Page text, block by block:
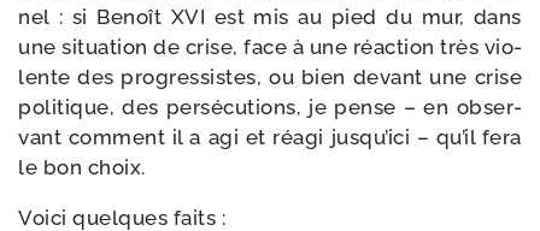
nel : si Benoît XVI est mis au pied du mur, dans
une situa­tion de crise, face à une réac­tion très vio­
lente des pro­gres­sistes, ou bien devant une crise
poli­tique, des per­sé­cu­tions, je pense – en obser­
vant com­ment il a agi et réagi jus­qu’i­ci – qu’il fera
le bon choix.
Voici quelques faits :